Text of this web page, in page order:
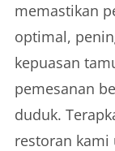
memastikan
optimal,
kepuasan
pemesanan
duduk.
restoran kami